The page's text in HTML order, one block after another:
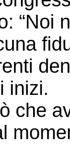
“Noi
inizi.
che